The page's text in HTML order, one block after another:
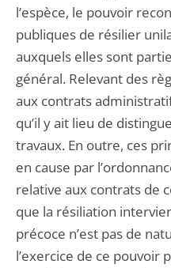
l’espèce, le pouvoir
publiques de résilier
auxquels elles sont
général. Relevant des
aux contrats
qu’il y ait lieu de
travaux. En outre, ces
en cause par
relative aux contrats de
que la résiliation
précoce n’est pas de
l’exercice de ce pouvoir